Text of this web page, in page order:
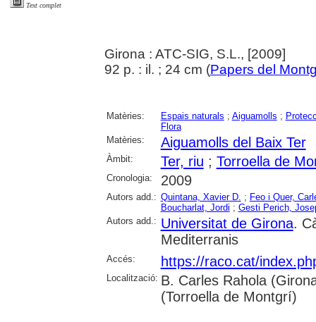
Text complet
Girona : ATC-SIG, S.L., [2009]
92 p. : il. ; 24 cm (Papers del
Matèries: Espais naturals ; Aiguamolls ;
Flora
Matèries:
Aiguamolls del Baix Ter
Àmbit: Ter, riu ; Torroella de
Cronologia: 2009
Autors add.: Quintana, Xavier D. ; Feo i Quer,
Boucharlat, Jordi ; Gesti Perich,
Autors add.: Universitat de Girona.
Mediterranis
Accés: https://raco.cat/
Localització: B. Carles Rahola
(Torroella de Montgrí)